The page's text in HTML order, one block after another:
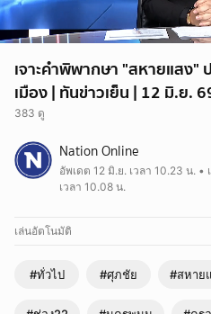
เจาะคำพิพากษา "สหายแสง"
เมือง | ทันข่าวเย็น | 12 มิ.ย.
383 ดู
ศาลฎีกาสั่งเพิกถอนสิทธิสมัครรับเลือก
แกนนำพรรคภูมิใจไทย ปิดฉากเส้นทาง
ตั้ง 10 ปี
"ใบจอง" (น.ส. 2) 220 ไร่ ใน จ.นครพ
Nation Online
อัพเดต 12 มิ.ย. เวลา 10.23 น. •
เวลา 10.08 น.
เล่นอัตโนมัติ
#ทั่วไป #ศุภชัย #สหาย